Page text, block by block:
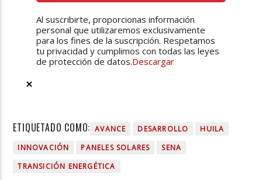
Al suscribirte, proporcionas información
personal que utilizaremos exclusivamente
para los fines de la suscripción. Respetamos
tu privacidad y cumplimos con todas las leyes
de protección de datos.Descargar
ETIQUETADO COMO: AVANCE DESARROLLO
HUILA
INNOVACIÓN
PANELES SOLARES
SENA
TRANSICIÓN ENERGÉTICA